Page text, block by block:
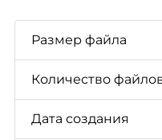
Размер файла
Количество
Дата создания